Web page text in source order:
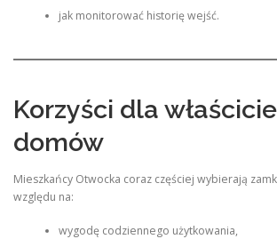
jak monitorować historię wejść.
Korzyści dla
domów
Mieszkańcy Otwocka coraz częściej wybierają
względu na:
wygodę codziennego użytkowania,